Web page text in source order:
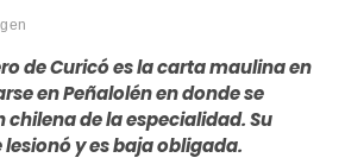
ú
de Curicó es la carta maulina en
en Peñalolén en donde se
chilena de la especialidad. Su
y es baja obligada.